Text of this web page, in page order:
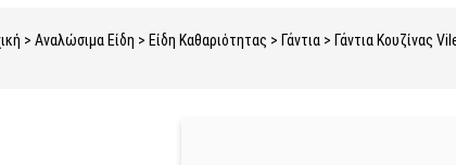
> Αναλώσιμα Είδη > Είδη Καθαριότητας > Γάντια > Γάντια Κουζίνας